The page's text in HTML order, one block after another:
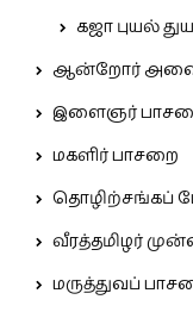
கஜா புயல்
ஆன்றோர்
இளைஞர்
மகளிர் பாசறை
தொழிற்சங்கப்
வீரத்தமிழர்
மருத்துவப்